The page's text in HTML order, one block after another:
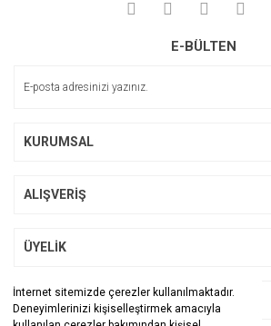
İnternet sitemizde çerezler kullanılmaktadır.
Deneyimlerinizi kişiselleştirmek amacıyla
Ürün açıklamasında eksik bilgiler bulunuyor.
E-BÜLTEN
KURUMSAL
ALIŞVERİŞ
ÜYELİK
BİZİ TAKİP EDİN